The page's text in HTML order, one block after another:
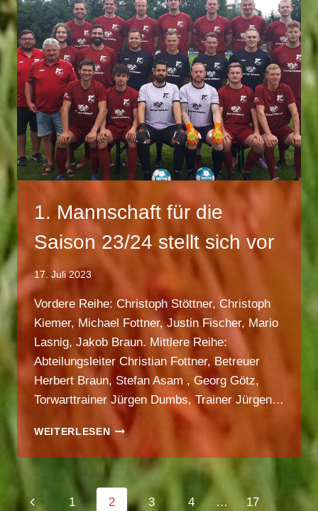
KNAPP
1. Mannschaft für die
Saison 23/24 stellt sich vor
17. Juli 2023
Vordere Reihe: Christoph Stöttner, Christoph
Kiemer, Michael Fottner, Justin Fischer, Mario
Lasnig, Jakob Braun. Mittlere Reihe:
Abteilungsleiter Christian Fottner, Betreuer
Herbert Braun, Stefan Asam , Georg Götz,
Torwarttrainer Jürgen Dumbs, Trainer Jürgen…
WEITERLESEN1.
FÜR
SAISON
23/24
Seitennavigation
Vorherige
1 2 3 4 … 17